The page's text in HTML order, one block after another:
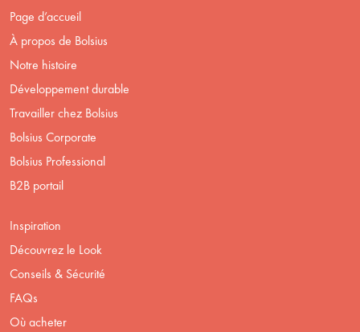
Page d’accueil
À propos de Bolsius
Notre histoire
Développement durable
Travailler chez Bolsius
Bolsius Corporate
Bolsius Professional
B2B portail
Inspiration
Découvrez le Look
Conseils & Sécurité
FAQs
Où acheter